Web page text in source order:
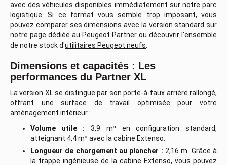
avec des véhicules disponibles immédiatement sur notre parc
logistique. Si ce format vous semble trop imposant, vous
pouvez comparer ses dimensions avec la version standard sur
notre page dédiée au Peugeot Partner ou découvrir l'ensemble
de notre stock d'utilitaires Peugeot neufs
Dimensions et capacités : Les
performances du Partner XL
La version XL se distingue par son porte-à-faux arrière rallongé,
offrant une surface de travail optimisée pour votre
aménagement intérieur :
Volume utile : 3,9 m³ en configuration standard,
atteignant 4,4 m³ avec la cabine Extenso.
Longueur de chargement au plancher : 2,16 m. Grâce à
la trappe ingénieuse de la cabine Extenso, vous pouvez